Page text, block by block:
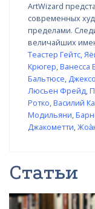
ArtWizard
современных
пределами.
величайших
Теастер Гейтс,
Крюгер,Ванесса
Бальтюсе,
Люсьен Фрейд,
Ротко,Василий
Модильяни,
Джакометти,
Статьи